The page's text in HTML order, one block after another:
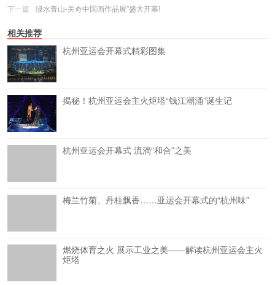
下一篇
绿水青山-关奇中国画作品展”盛大开幕!
相关推荐
杭州亚运会开幕式精彩图集
揭秘！杭州亚运会主火炬塔“钱江潮涌”诞生记
杭州亚运会开幕式 流淌“和合”之美
梅兰竹菊、丹桂飘香……亚运会开幕式的“杭州味”
燃烧体育之火 展示工业之美——解读杭州亚运会主火
炬塔